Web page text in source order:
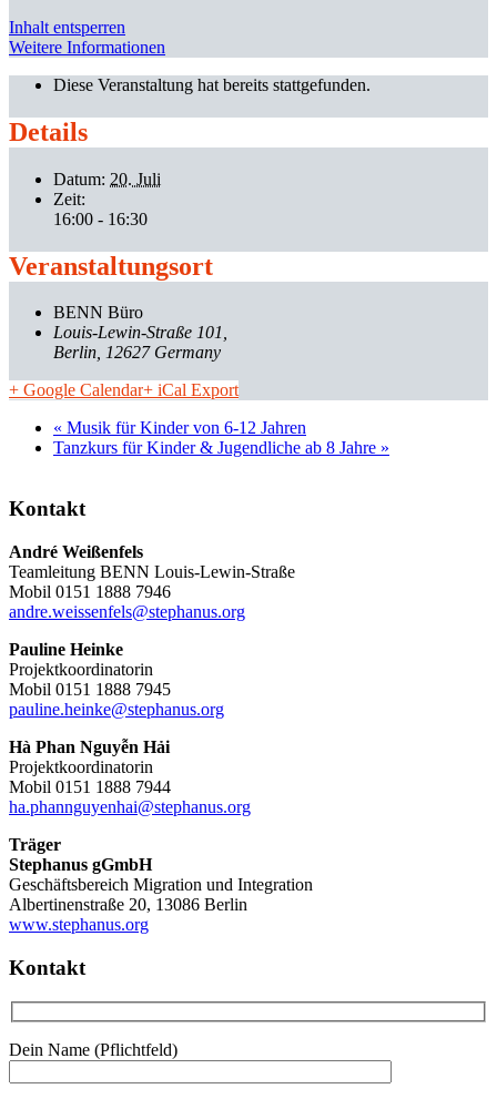
Inhalt entsperren
Weitere Informationen
Diese Veranstaltung hat bereits stattgefunden.
Details
Datum: 20. Juli
Zeit:
16:00 - 16:30
Veranstaltungsort
BENN Büro
Louis-Lewin-Straße 101
Berlin, 12627 Germany
+ Google Calendar+ iCal Export
« Musik für Kinder von 6-12 Jahren
Tanzkurs für Kinder & Jugendliche ab 8 Jahre »
Kontakt
André Weißenfels
Teamleitung BENN Louis-Lewin-Straße
Mobil 0151 1888 7946
andre.weissenfels@stephanus.org
Pauline Heinke
Projektkoordinatorin
Mobil 0151 1888 7945
pauline.heinke@stephanus.org
Hà Phan Nguyễn Hải
Projektkoordinatorin
Mobil 0151 1888 7944
ha.phannguyenhai@stephanus.org
Träger
Stephanus gGmbH
Geschäftsbereich Migration und Integration
Albertinenstraße 20, 13086 Berlin
www.stephanus.org
Kontakt
Dein Name (Pflichtfeld)